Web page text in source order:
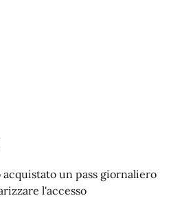
un pass giornaliero
l'accesso